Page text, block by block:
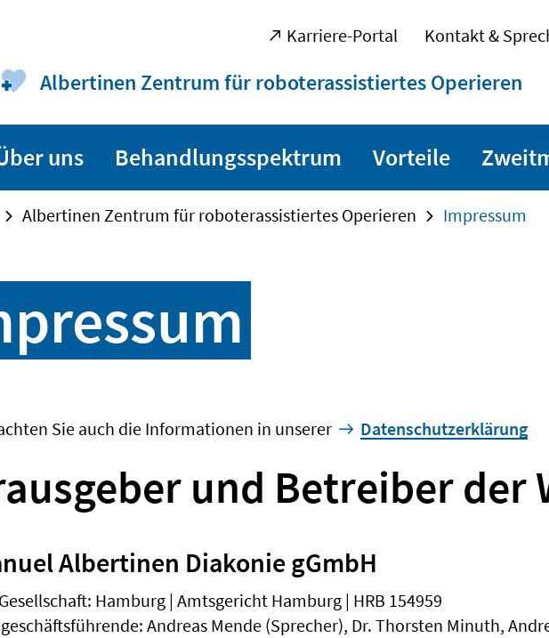
Albertinen Zentrum für roboterassistiertes Operieren
Karriere-Portal Kontakt &
uns Behandlungsspektrum Vorteile
Albertinen Zentrum für roboterassistiertes Operieren Impressum
Sie auch die Informationen in unserer Datenschutzerklärung
und Betreiber der
Albertinen Diakonie gGmbH
Hamburg | Amtsgericht Hamburg | HRB 154959
Andreas Mende (Sprecher), Dr. Thorsten Minuth,